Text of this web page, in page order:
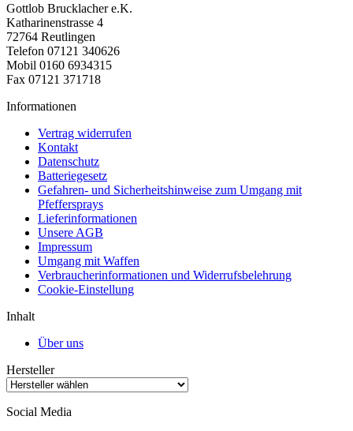
Gottlob Brucklacher e.K.
Katharinenstrasse 4
72764 Reutlingen
Telefon 07121 340626
Mobil 0160 6934315
Fax 07121 371718
Informationen
Vertrag widerrufen
Kontakt
Datenschutz
Batteriegesetz
Gefahren- und Sicherheitshinweise zum Umgang mit
Pfeffersprays
Lieferinformationen
Unsere AGB
Impressum
Umgang mit Waffen
Verbraucherinformationen und Widerrufsbelehrung
Cookie-Einstellung
Inhalt
Über uns
Hersteller
Social Media